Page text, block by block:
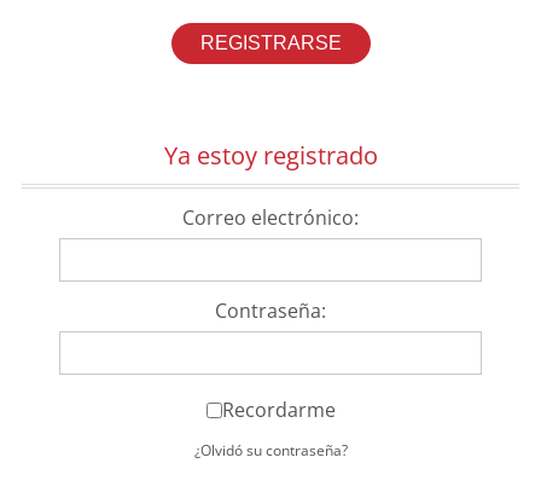
Ya estoy registrado
Correo electrónico:
Contraseña:
Recordarme
¿Olvidó su contraseña?